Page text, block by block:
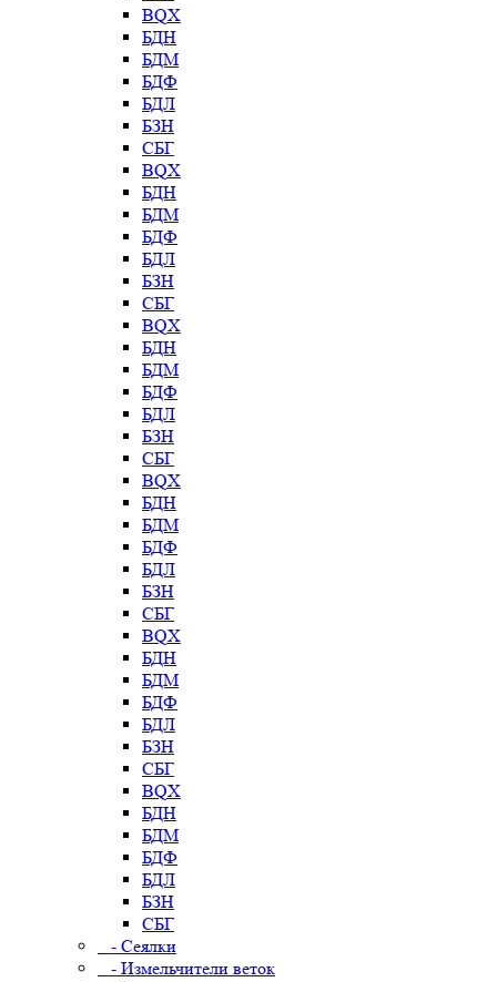
BQX
БДН
БДМ
БДФ
БДЛ
БЗН
СБГ
BQX
БДН
БДМ
БДФ
БДЛ
БЗН
СБГ
BQX
БДН
БДМ
БДФ
БДЛ
БЗН
СБГ
BQX
БДН
БДМ
БДФ
БДЛ
БЗН
СБГ
BQX
БДН
БДМ
БДФ
БДЛ
БЗН
СБГ
BQX
БДН
БДМ
БДФ
БДЛ
БЗН
СБГ
- Сеялки
- Измельчители веток